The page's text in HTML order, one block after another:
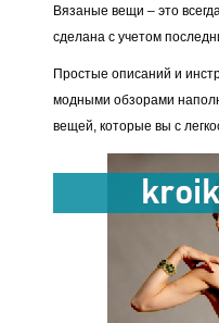
Вязаные вещи – это
сделана с учетом
Простые описаний и
модными обзорами
вещей, которые вы с